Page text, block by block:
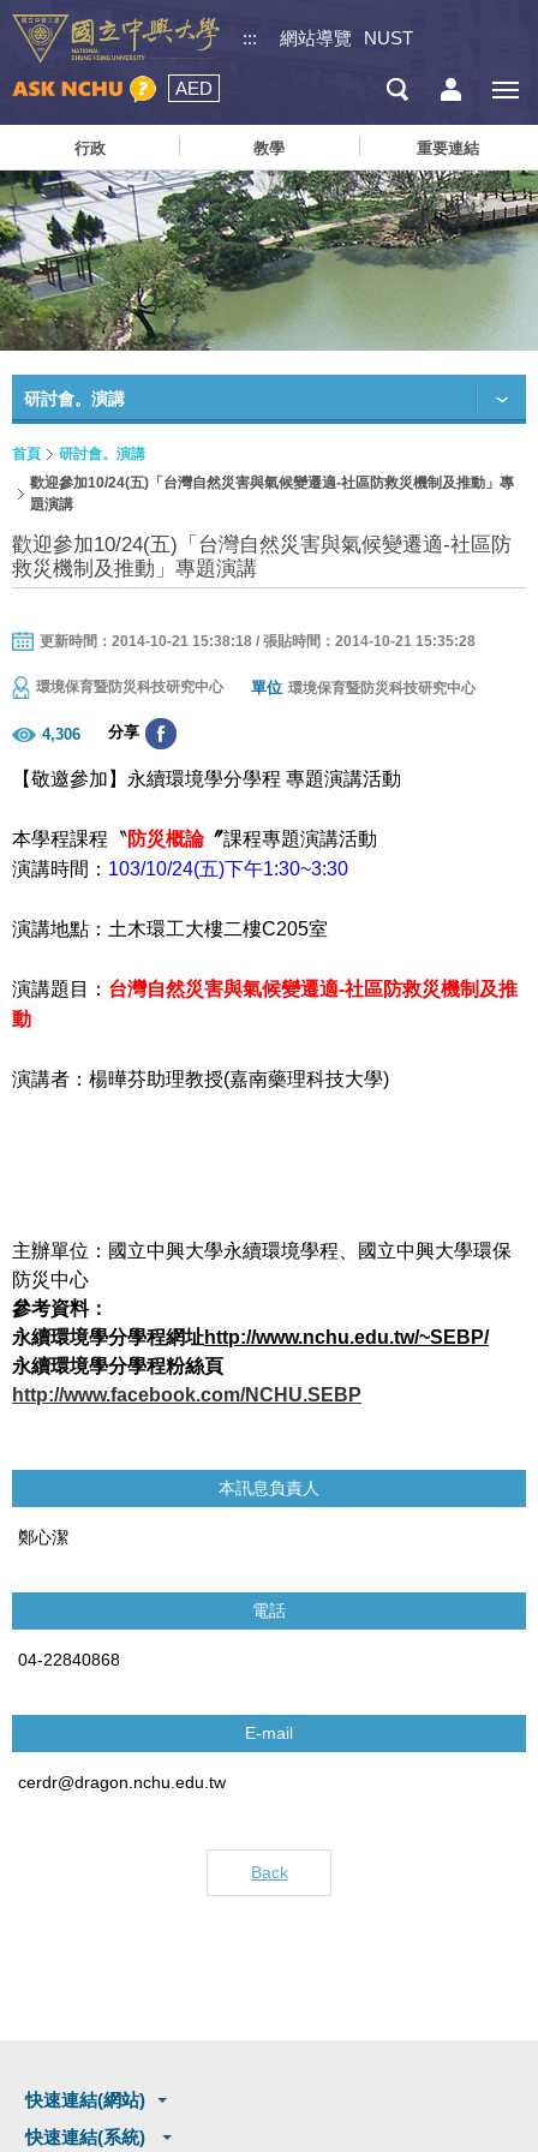
::: 網站導覽 NUST
AED
行政 教學 重要連結
研討會。演講
首頁
研討會。演講
歡迎參加10/24(五)「台灣自然災害與氣候變遷適-社區防救災機制及推動」專
題演講
歡迎參加10/24(五)「台灣自然災害與氣候變遷適-社區防
救災機制及推動」專題演講
更新時間：2014-10-21 15:38:18 / 張貼時間：2014-10-21 15:35:28
環境保育暨防災科技研究中心 單位 環境保育暨防災科技研究中心
4,306 分享
【敬邀參加】永續環境學分學程 專題演講活動
本學程課程〝防災概論〞課程專題演講活動
演講時間： 103/10/24(五)下午1:30~3:30
演講地點：土木環工大樓二樓C205室
演講題目： 台灣自然災害與氣候變遷適-社區防救災機制及推
動
演講者：楊曄芬助理教授(嘉南藥理科技大學)
主辦單位：國立中興大學永續環境學程、國立中興大學環保
防災中心
參考資料：
永續環境學分學程網址http://www.nchu.edu.tw/~SEBP/
永續環境學分學程粉絲頁
http://www.facebook.com/NCHU.SEBP
本訊息負責人
鄭心潔
電話
04-22840868
E-mail
cerdr@dragon.nchu.edu.tw
Back
快速連結(網站)
快速連結(系統)